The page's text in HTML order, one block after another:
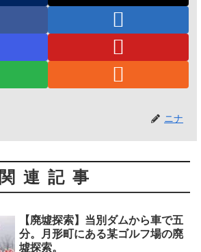
ニナ
関連記事
【廃墟探索】当別ダムから車で五
分。月形町にある某ゴルフ場の廃
墟探索。